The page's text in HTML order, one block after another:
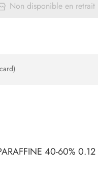
Non disponible en retrait
40-60% 0.12